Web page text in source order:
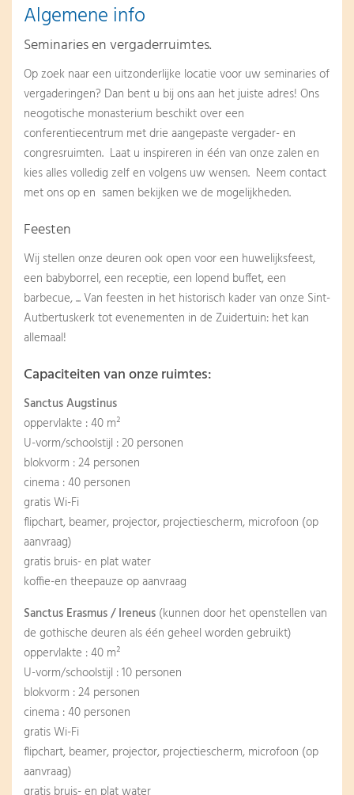
Algemene info
Seminaries en vergaderruimtes.
Op zoek naar een uitzonderlijke locatie voor uw seminaries of
vergaderingen? Dan bent u bij ons aan het juiste adres! Ons
neogotische monasterium beschikt over een
conferentiecentrum met drie aangepaste vergader- en
congresruimten. Laat u inspireren in één van onze zalen en
kies alles volledig zelf en volgens uw wensen. Neem contact
met ons op en samen bekijken we de mogelijkheden.
Feesten
Wij stellen onze deuren ook open voor een huwelijksfeest,
een babyborrel, een receptie, een lopend buffet, een
barbecue, ... Van feesten in het historisch kader van onze Sint-
Autbertuskerk tot evenementen in de Zuidertuin: het kan
allemaal!
Capaciteiten van onze ruimtes:
Sanctus Augstinus
oppervlakte : 40 m²
U-vorm/schoolstijl : 20 personen
blokvorm : 24 personen
cinema : 40 personen
gratis Wi-Fi
flipchart, beamer, projector, projectiescherm, microfoon (op
aanvraag)
gratis bruis- en plat water
koffie-en theepauze op aanvraag
Sanctus Erasmus / Ireneus (kunnen door het openstellen van
de gothische deuren als één geheel worden gebruikt)
oppervlakte : 40 m²
U-vorm/schoolstijl : 10 personen
blokvorm : 24 personen
cinema : 40 personen
gratis Wi-Fi
flipchart, beamer, projector, projectiescherm, microfoon (op
aanvraag)